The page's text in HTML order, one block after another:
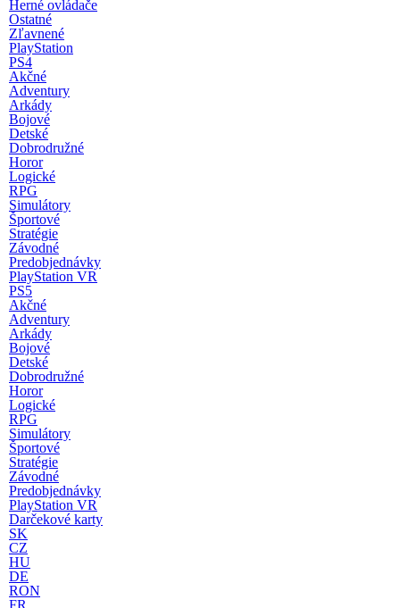
Herné ovládače
Ostatné
Zľavnené
PlayStation
PS4
Akčné
Adventury
Arkády
Bojové
Detské
Dobrodružné
Horor
Logické
RPG
Simulátory
Športové
Stratégie
Závodné
Predobjednávky
PlayStation VR
PS5
Akčné
Adventury
Arkády
Bojové
Detské
Dobrodružné
Horor
Logické
RPG
Simulátory
Športové
Stratégie
Závodné
Predobjednávky
PlayStation VR
Darčekové karty
SK
CZ
HU
DE
RON
FR